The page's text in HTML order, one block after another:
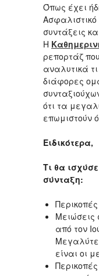
Όπως έχει
συντάξεις
Η
ρεπορτάζ
αναλυτικά
διάφορες
ότι τα
επωμιστούν
Ειδικότερα,
Τι θα
σύνταξη:
Περικοπές
Μειώσεις
από τον
είναι οι